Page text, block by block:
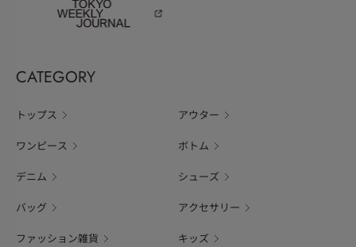
CATEGORY
トップス アウター
ワンピース ボトム
デニム シューズ
バッグ アクセサリー
ファッション雑貨 キッズ